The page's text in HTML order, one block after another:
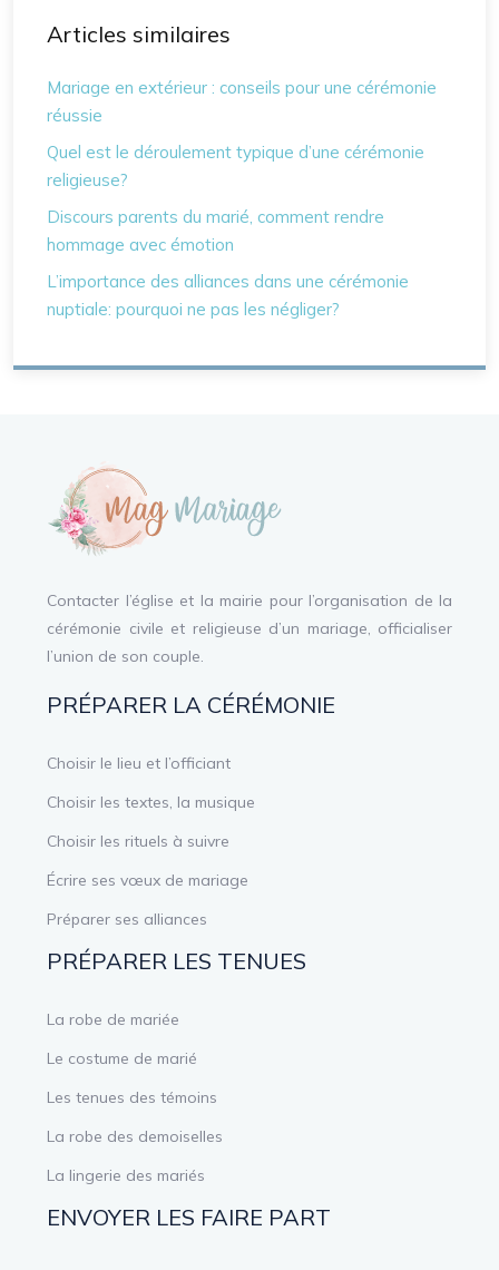
Articles similaires
Mariage en extérieur : conseils pour une cérémonie
réussie
Quel est le déroulement typique d’une cérémonie
religieuse?
Discours parents du marié, comment rendre
hommage avec émotion
L’importance des alliances dans une cérémonie
nuptiale: pourquoi ne pas les négliger?
Contacter l’église et la mairie pour l’organisation de la
cérémonie civile et religieuse d’un mariage, officialiser
l’union de son couple.
PRÉPARER LA CÉRÉMONIE
Choisir le lieu et l’officiant
Choisir les textes, la musique
Choisir les rituels à suivre
Écrire ses vœux de mariage
Préparer ses alliances
PRÉPARER LES TENUES
La robe de mariée
Le costume de marié
Les tenues des témoins
La robe des demoiselles
La lingerie des mariés
ENVOYER LES FAIRE PART